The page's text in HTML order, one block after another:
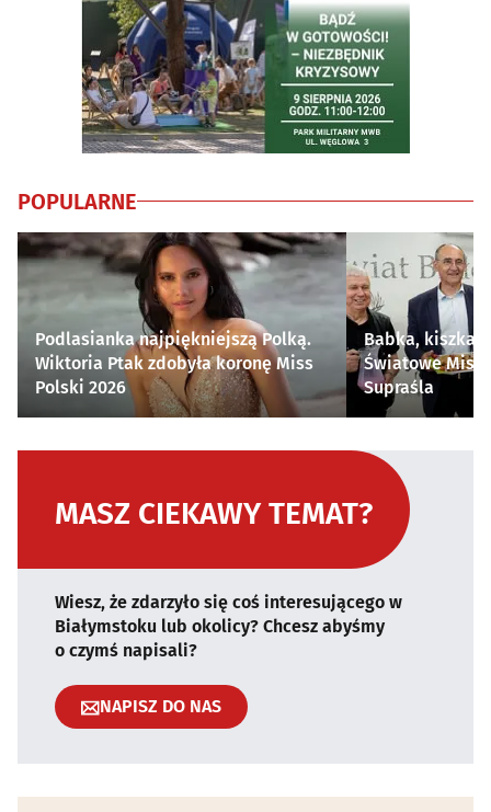
POPULARNE
Podlasianka najpiękniejszą Polką.
Wiktoria Ptak zdobyła koronę Miss
Polski 2026
Babka, kiszka i
Światowe
Supraśla
MASZ CIEKAWY TEMAT?
Wiesz, że zdarzyło się coś interesującego w
Białymstoku lub okolicy? Chcesz abyśmy
o czymś napisali?
NAPISZ DO NAS